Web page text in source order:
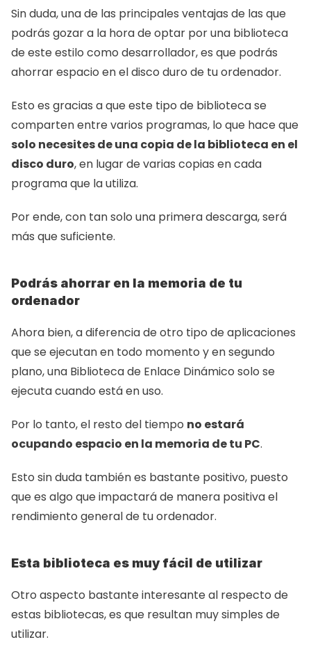
Sin duda, una de las principales ventajas de las que
podrás gozar a la hora de optar por una biblioteca
de este estilo como desarrollador, es que podrás
ahorrar espacio en el disco duro de tu ordenador.
Esto es gracias a que este tipo de biblioteca se
solo necesites de una copia de la biblioteca en el
disco duro, en lugar de varias copias en cada
programa que la utiliza.
Por ende, con tan solo una primera descarga, será
más que suficiente.
Podrás ahorrar en la memoria de tu
ordenador
Ahora bien, a diferencia de otro tipo de aplicaciones
que se ejecutan en todo momento y en segundo
plano, una Biblioteca de Enlace Dinámico solo se
ejecuta cuando está en uso.
Por lo tanto, el resto del tiempo no estará
ocupando espacio en la memoria de tu PC.
Esto sin duda también es bastante positivo, puesto
que es algo que impactará de manera positiva el
rendimiento general de tu ordenador.
Esta biblioteca es muy fácil de utilizar
Otro aspecto bastante interesante al respecto de
estas bibliotecas, es que resultan muy simples de
utilizar.